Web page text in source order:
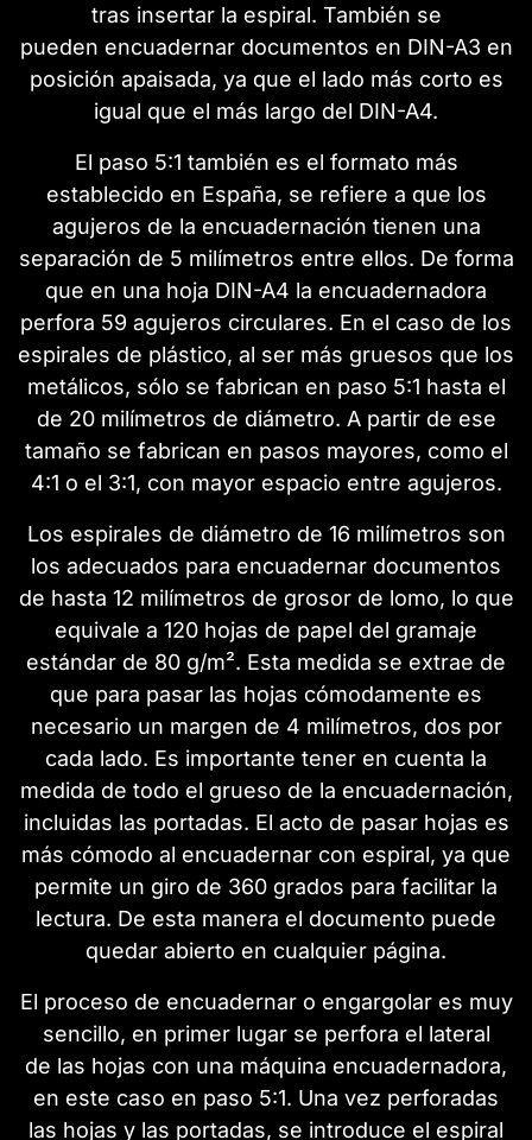
tras insertar la espiral. También se
pueden encuadernar documentos en DIN-A3 en
posición apaisada, ya que el lado más corto es
igual que el más largo del DIN-A4.
El paso 5:1 también es el formato más
establecido en España, se refiere a que los
agujeros de la encuadernación tienen una
separación de 5 milímetros entre ellos. De forma
que en una hoja DIN-A4 la encuadernadora
perfora 59 agujeros circulares. En el caso de los
espirales de plástico, al ser más gruesos que los
metálicos, sólo se fabrican en paso 5:1 hasta el
de 20 milímetros de diámetro. A partir de ese
tamaño se fabrican en pasos mayores, como el
4:1 o el 3:1, con mayor espacio entre agujeros.
Los espirales de diámetro de 16 milímetros son
los adecuados para encuadernar documentos
de hasta 12 milímetros de grosor de lomo, lo que
equivale a 120 hojas de papel del gramaje
estándar de 80 g/m². Esta medida se extrae de
que para pasar las hojas cómodamente es
necesario un margen de 4 milímetros, dos por
cada lado. Es importante tener en cuenta la
medida de todo el grueso de la encuadernación,
incluidas las portadas. El acto de pasar hojas es
más cómodo al encuadernar con espiral, ya que
permite un giro de 360 grados para facilitar la
lectura. De esta manera el documento puede
quedar abierto en cualquier página.
El proceso de encuadernar o engargolar es muy
sencillo, en primer lugar se perfora el lateral
de las hojas con una máquina encuadernadora,
en este caso en paso 5:1. Una vez perforadas
las hojas y las portadas, se introduce el espiral